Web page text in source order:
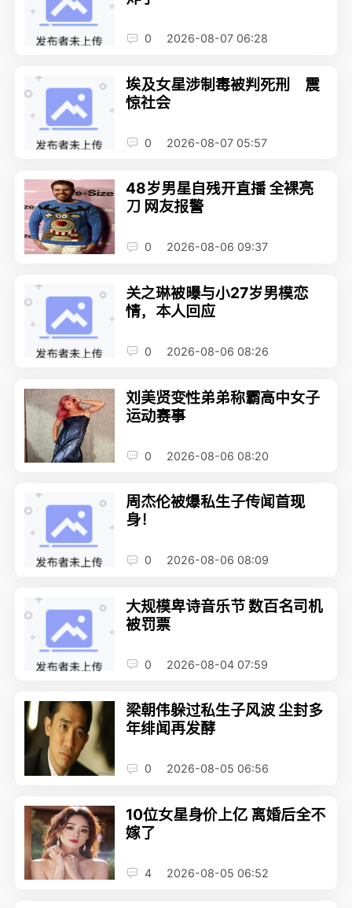
0 2026-08-07 06:28
埃及女星涉制毒被判死刑 震
惊社会
0 2026-08-07 05:57
48岁男星自残开直播 全裸亮
刀 网友报警
0 2026-08-06 09:37
关之琳被曝与小27岁男模恋
情，本人回应
0 2026-08-06 08:26
刘美贤变性弟弟称霸高中女子
运动赛事
0 2026-08-06 08:20
周杰伦被爆私生子传闻首现
身！
0 2026-08-06 08:09
大规模卑诗音乐节 数百名司机
被罚票
0 2026-08-04 07:59
梁朝伟躲过私生子风波 尘封多
年绯闻再发酵
0 2026-08-05 06:56
10位女星身价上亿 离婚后全不
嫁了
4 2026-08-05 06:52